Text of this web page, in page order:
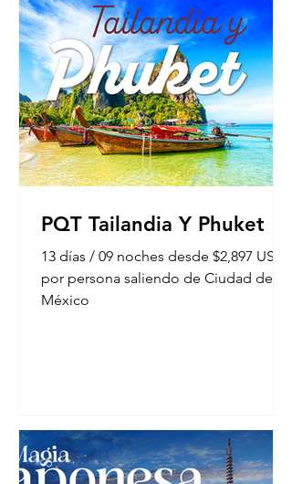
PQT Tailandia Y Phuket
13 días / 09 noches desde $2,897 USD
por persona saliendo de Ciudad de
México